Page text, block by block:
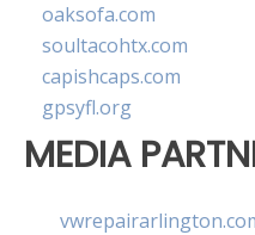
oaksofa.com
soultacohtx.com
capishcaps.com
gpsyfl.org
MEDIA